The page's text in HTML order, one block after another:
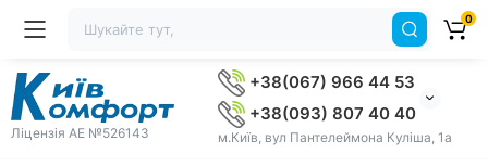
Ліцензія AE №526143
+38(067) 966 44 53
+38(093) 807 40 40
м.Київ, вул Пантелеймона Куліша, 1а
0